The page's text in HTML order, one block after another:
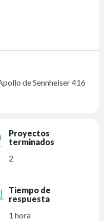
de Sennheiser 416
Proyectos
terminados
2
Tiempo de
respuesta
1 hora